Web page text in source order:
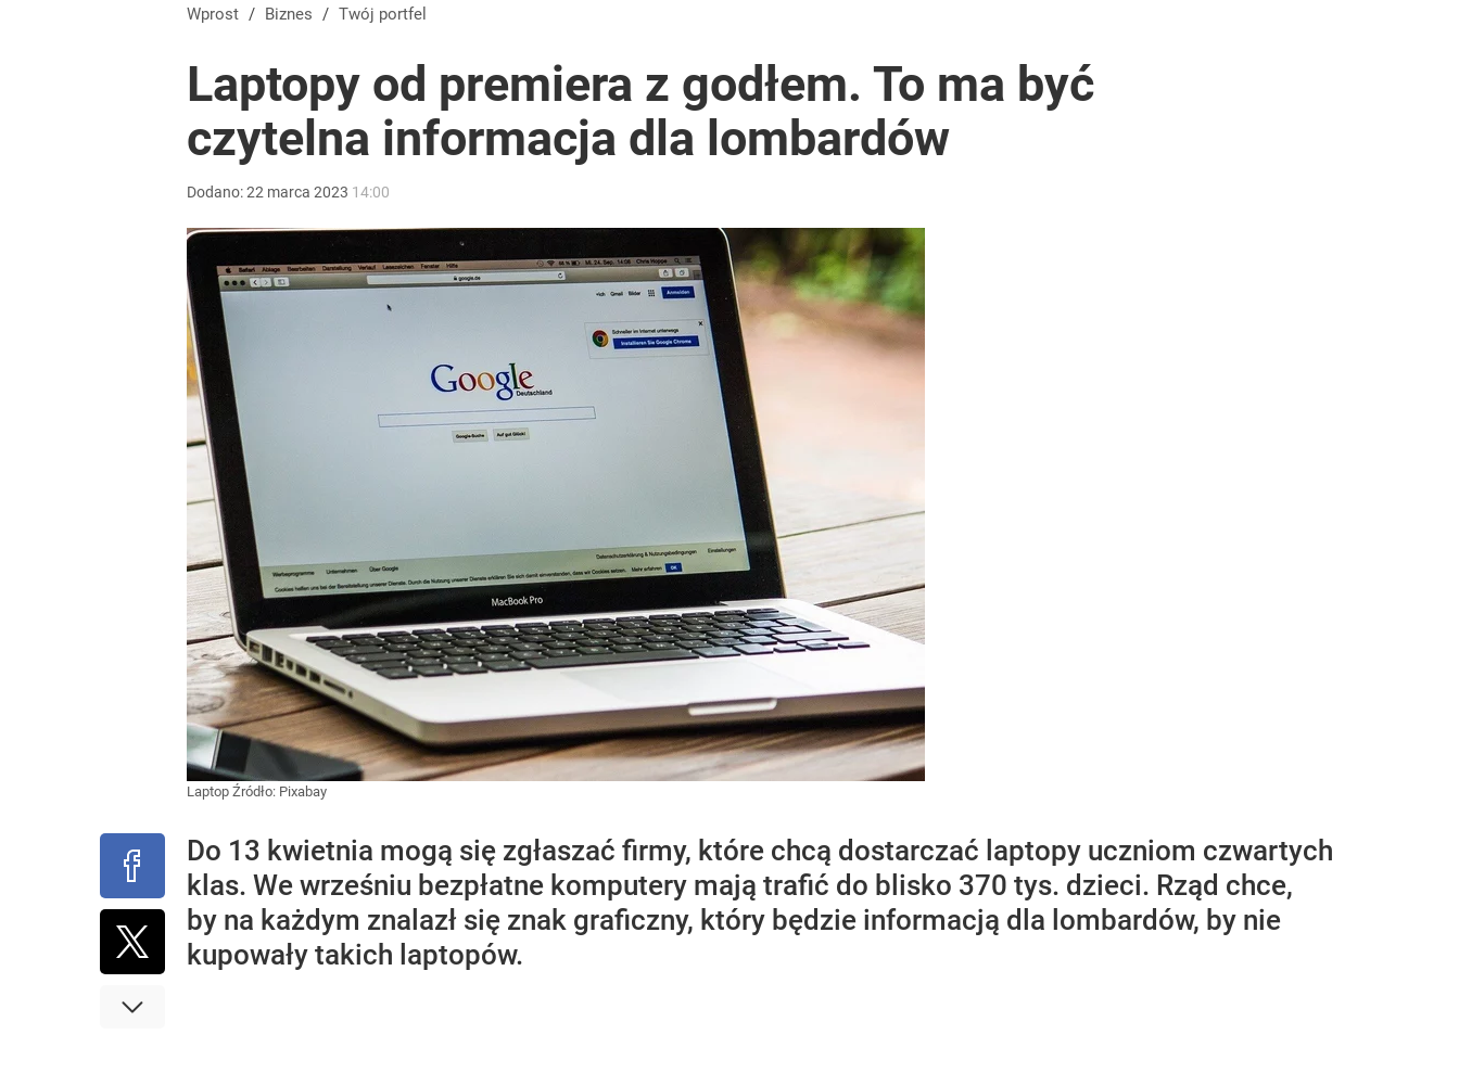
Wprost / Biznes / Twój portfel
Laptopy od premiera z godłem. To ma być
czytelna informacja dla lombardów
Dodano:22 marca 2023 14:00
Laptop Źródło: Pixabay
Do 13 kwietnia mogą się zgłaszać firmy, które chcą dostarczać laptopy uczniom czwartych
klas. We wrześniu bezpłatne komputery mają trafić do blisko 370 tys. dzieci. Rząd chce,
by na każdym znalazł się znak graficzny, który będzie informacją dla lombardów, by nie
kupowały takich laptopów.